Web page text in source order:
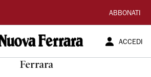
ABBONATI
ACCEDI
Ferrara